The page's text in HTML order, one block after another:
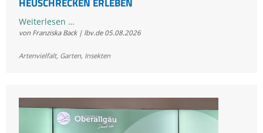
Weiterlesen …
Sommerkonzert:
Bayerns
von Franziska Back | lbv.de 05.08.2026
Artenvielfalt, Garten, Insekten